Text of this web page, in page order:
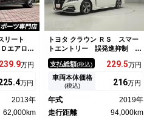
リート
エアロ
ポ） 黒
ーション
Ｗ メーカ
ラ スーパ
ントロー
239.9万円
4万円
2013年
62,000km
トヨタ クラウン ＲＳ スマー
トエントリー 誤発進抑制 本
革シート ナビＴＶ １オーナ
ー メディアプレイヤー接続
アルミホイール 地デジ ＡＢ
Ｓ ＬＥＤライト １００Ｖ電
ーズコントロール キーレス
支払総額(税込) 229.5万円
車両本体価格
(税込) 216万円
年式
2019年
走行距離
94,000km